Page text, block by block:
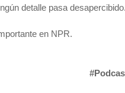
detalle pasa desapercibido.
en NPR.